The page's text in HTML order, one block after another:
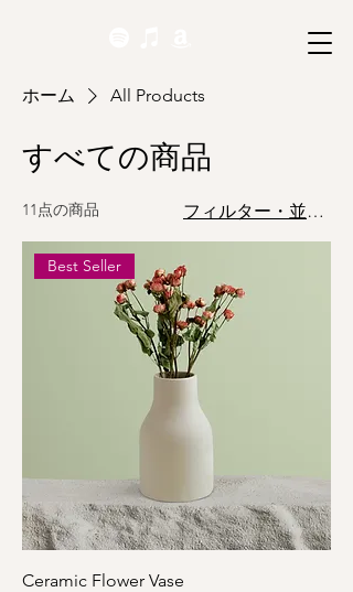
ホーム All Products
すべての商品
11点の商品 フィルター・並び替え
Best Seller
Ceramic Flower Vase